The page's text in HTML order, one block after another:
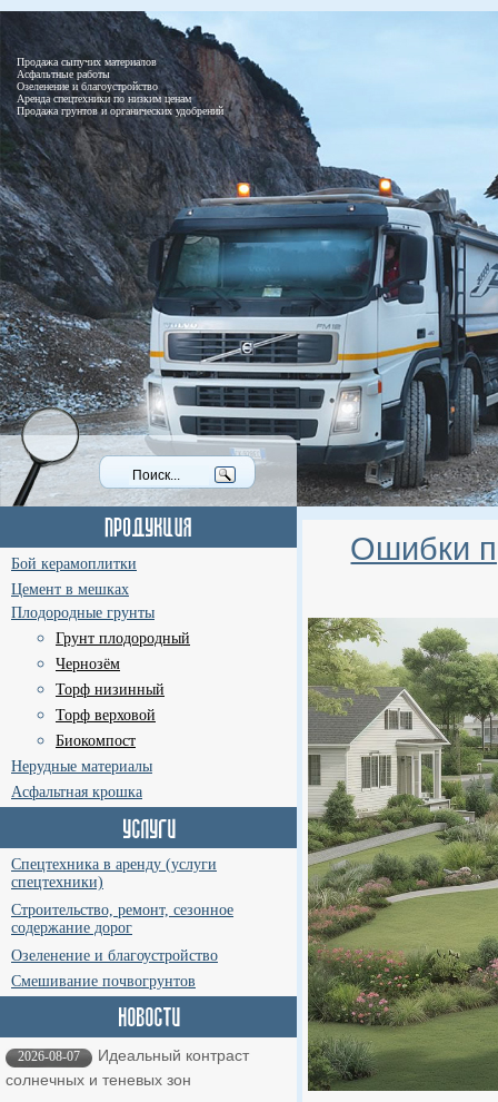
Продажа сыпучих материалов
Асфальтные работы
Озеленение и благоустройство
Аренда спецтехники по низким ценам
Продажа грунтов и органических удобрений
Бой керамоплитки
Цемент в мешках
Плодородные грунты
Грунт плодородный
Чернозём
Торф низинный
Торф верховой
Биокомпост
Нерудные материалы
Асфальтная крошка
Спецтехника в аренду (услуги
спецтехники)
Строительство, ремонт, сезонное
содержание дорог
Озеленение и благоустройство
Смешивание почвогрунтов
2026-08-07
Идеальный контраст
солнечных и теневых зон
Ошибки